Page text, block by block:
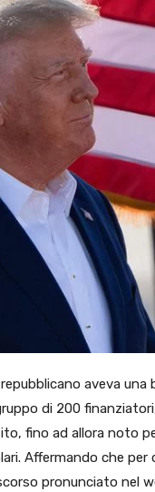
aveva una
di 200
fino ad allora noto
Affermando che
pronunciato nel